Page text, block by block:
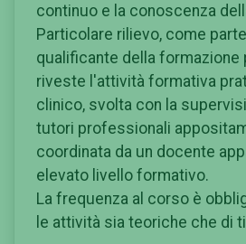
continuo e la conoscenza
Particolare rilievo, come
qualificante della formazione
riveste l'attività formativa
clinico, svolta con la
tutori professionali
coordinata da un docente
elevato livello formativo.
La frequenza al corso è
le attività sia teoriche che di